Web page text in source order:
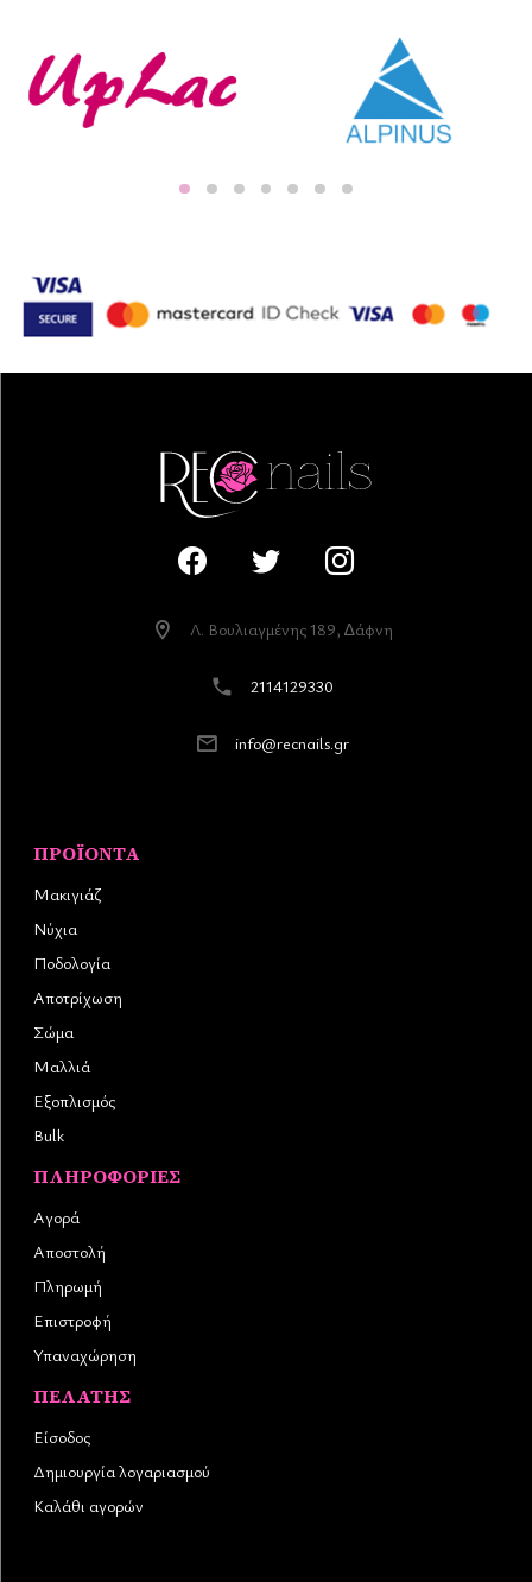
Λ. Βουλιαγµένης 189, ∆άφνη
2114129330
info@recnails.gr
ΠΡΟΪΌΝΤΑ
Μακιγιάζ
Νύχια
Ποδολογία
Αποτρίχωση
Σώμα
Μαλλιά
Εξοπλισμός
Bulk
ΠΛΗΡΟΦΟΡΊΕΣ
Αγορά
Αποστολή
Πληρωμή
Επιστροφή
Υπαναχώρηση
ΠΕΛΆΤΗΣ
Είσοδος
Δημιουργία λογαριασμού
Καλάθι αγορών